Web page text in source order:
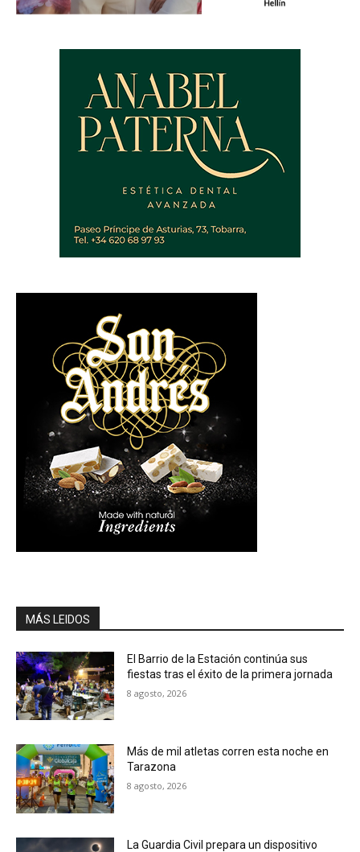
MÁS LEIDOS
El Barrio de la Estación continúa sus
fiestas tras el éxito de la primera jornada
8 agosto, 2026
Más de mil atletas corren esta noche en
Tarazona
8 agosto, 2026
La Guardia Civil prepara un dispositivo